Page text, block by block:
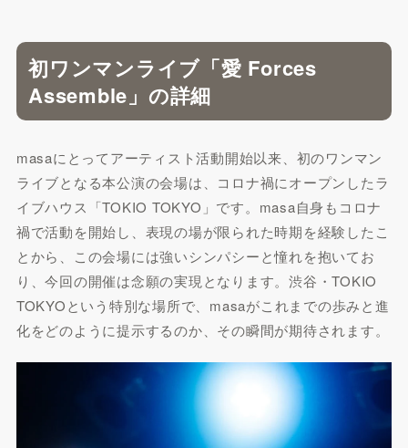
初ワンマンライブ「愛 Forces
Assemble」の詳細
masaにとってアーティスト活動開始以来、初のワンマン
ライブとなる本公演の会場は、コロナ禍にオープンしたラ
イブハウス「TOKIO TOKYO」です。masa自身もコロナ
禍で活動を開始し、表現の場が限られた時期を経験したこ
とから、この会場には強いシンパシーと憧れを抱いてお
り、今回の開催は念願の実現となります。渋谷・TOKIO
TOKYOという特別な場所で、masaがこれまでの歩みと進
化をどのように提示するのか、その瞬間が期待されます。